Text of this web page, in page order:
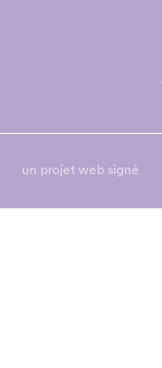
un projet web signé